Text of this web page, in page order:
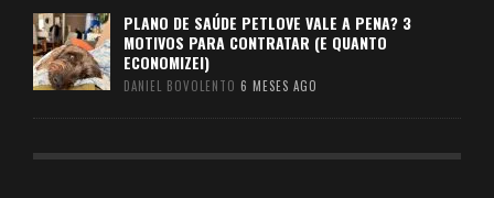
PLANO DE SAÚDE PETLOVE VALE A PENA? 3
MOTIVOS PARA CONTRATAR (E QUANTO
ECONOMIZEI)
DANIEL BOVOLENTO 6 MESES AGO